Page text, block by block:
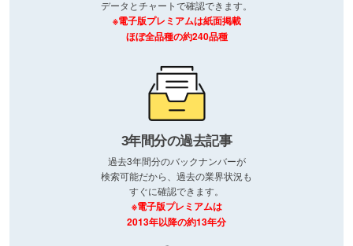
データとチャートで確認できます。
※電子版プレミアムは紙面掲載
ほぼ全品種の約240品種
3年間分の過去記事
過去3年間分のバックナンバーが
検索可能だから、過去の業界状況も
すぐに確認できます。
※電子版プレミアムは
2013年以降の約13年分